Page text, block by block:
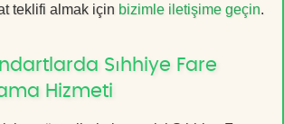
teklifi almak için bizimle iletişime geçin.
Sıhhiye Fare
Hizmeti